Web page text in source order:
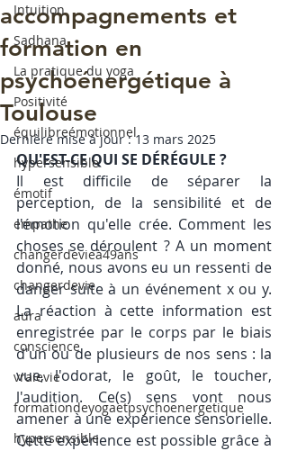
Intuition
Sadhana
La pratique du yoga
Positivité
équilibreémotionnel
hypersensible
émotif
empathe
changerdevieà49ans
changerdevie
aura
conscience
vraievie
formationdeyogaetpsychoenergetique
hypersensible
accompagnements et
formation en
psychoénergétique à
Toulouse
Dernière mise à jour :13 mars 2025
QU'EST-CE QUI SE DÉRÉGULE ?
Il est difficile de séparer la
perception, de la sensibilité et de
l'émotion qu'elle crée. Comment les
choses se déroulent ? A un moment
donné, nous avons eu un ressenti de
danger suite à un événement x ou y.
La réaction à cette information est
enregistrée par le corps par le biais
d'un ou de plusieurs de nos sens : la
vue, l'odorat, le goût, le toucher,
l'audition. Ce(s) sens vont nous
amener à une expérience sensorielle.
Cette expérience est possible grâce à